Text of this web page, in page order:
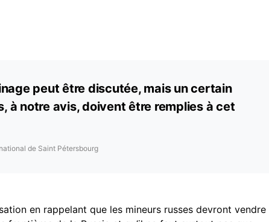
peut être discutée, mais un certain
à notre avis, doivent être remplies à cet
de Saint Pétersbourg
en rappelant que les mineurs russes devront vendre